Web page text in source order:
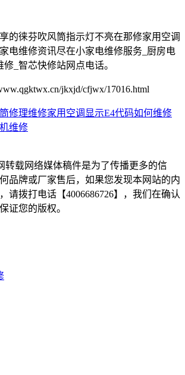
的徕芬吹风筒指示灯不亮在那修家用空调
电维修资讯尽在小家电维修服务_厨房电
_智芯快修站网点电话。
jkxjd/cfjwx/17016.html
修理维修家用空调显示E4代码如何维修
维修
转载网络媒体稿件是为了传播更多的信
品牌或厂家售后，如果您发现本网站的内
请拨打电话【4006686726】，我们在确认
证您的版权。